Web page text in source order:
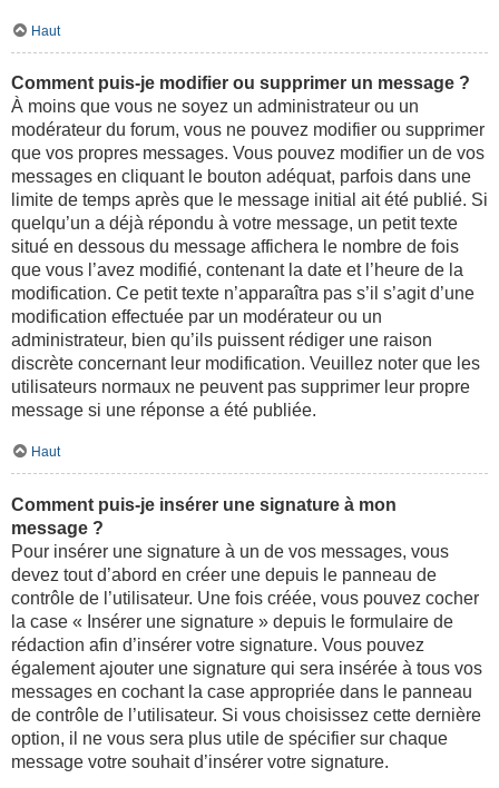
Haut
Comment puis-je modifier ou supprimer un message ?
À moins que vous ne soyez un administrateur ou un
modérateur du forum, vous ne pouvez modifier ou supprimer
que vos propres messages. Vous pouvez modifier un de vos
messages en cliquant le bouton adéquat, parfois dans une
limite de temps après que le message initial ait été publié. Si
quelqu’un a déjà répondu à votre message, un petit texte
situé en dessous du message affichera le nombre de fois
que vous l’avez modifié, contenant la date et l’heure de la
modification. Ce petit texte n’apparaîtra pas s’il s’agit d’une
modification effectuée par un modérateur ou un
administrateur, bien qu’ils puissent rédiger une raison
discrète concernant leur modification. Veuillez noter que les
utilisateurs normaux ne peuvent pas supprimer leur propre
message si une réponse a été publiée.
Haut
Comment puis-je insérer une signature à mon
message ?
Pour insérer une signature à un de vos messages, vous
devez tout d’abord en créer une depuis le panneau de
contrôle de l’utilisateur. Une fois créée, vous pouvez cocher
la case « Insérer une signature » depuis le formulaire de
rédaction afin d’insérer votre signature. Vous pouvez
également ajouter une signature qui sera insérée à tous vos
messages en cochant la case appropriée dans le panneau
de contrôle de l’utilisateur. Si vous choisissez cette dernière
option, il ne vous sera plus utile de spécifier sur chaque
message votre souhait d’insérer votre signature.